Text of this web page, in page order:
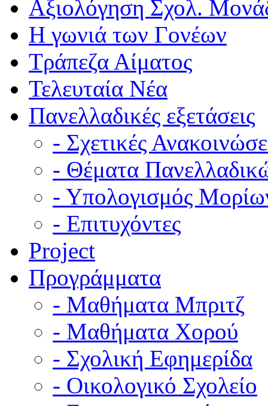
Αξιολόγηση Σχολ.
Η γωνιά των Γονέων
Τράπεζα Αίματος
Τελευταία Νέα
Πανελλαδικές εξετάσεις
- Σχετικές
- Θέματα
- Υπολογισμός
- Επιτυχόντες
Project
Προγράμματα
- Μαθήματα Μπριτζ
- Μαθήματα Χορού
- Σχολική Εφημερίδα
- Οικολογικό Σχολείο